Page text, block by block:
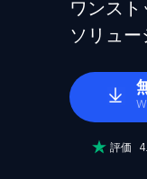
ワンス
ソリュー
評価